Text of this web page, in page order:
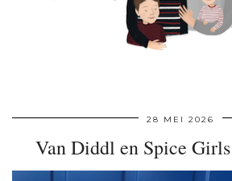
28 MEI 2026
Van Diddl en Spice